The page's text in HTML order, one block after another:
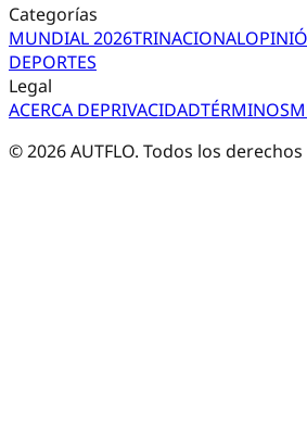
Categorías
MUNDIAL 2026TRINACIONAL
DEPORTES
Legal
ACERCA DEPRIVACIDADTÉRMINOS
©2026AUTFLO. Todos los